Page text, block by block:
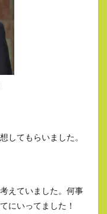
してもらいました。
えていました。何事
にいってました！